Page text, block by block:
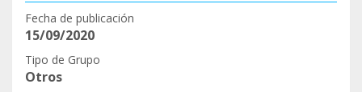
Fecha de publicación
15/09/2020
Tipo de Grupo
Otros